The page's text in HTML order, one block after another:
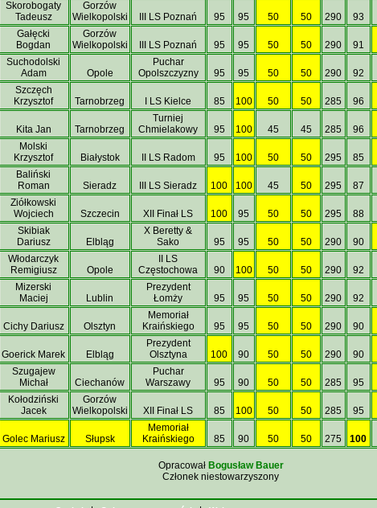
Skorobogaty
Tadeusz
Gorzów
Wielkopolski
III LS Poznań 95 95 50 50 290 93
Gałęcki
Bogdan
Gorzów
Wielkopolski
III LS Poznań 95 95 50 50 290 91
Suchodolski
Adam
Opole
Puchar
Opolszczyzny
95 95 50 50 290 92
Szczęch
Krzysztof
Tarnobrzeg I LS Kielce 85 100 50 50 285 96
Kita Jan Tarnobrzeg
Turniej
Chmielakowy
95 100 45 45 285 96
Molski
Krzysztof
Białystok II LS Radom 95 100 50 50 295 85
Baliński
Roman
Sieradz III LS Sieradz 100 100 45 50 295 87
Ziółkowski
Wojciech
Szczecin XII Finał LS 100 95 50 50 295 88
Skibiak
Dariusz
Elbląg
X Beretty &
Sako
95 95 50 50 290 90
Włodarczyk
Remigiusz
Opole
II LS
Częstochowa
90 100 50 50 290 92
Mizerski
Maciej
Lublin
Prezydent
Łomży
95 95 50 50 290 92
Cichy Dariusz Olsztyn
Memoriał
Kraińskiego
95 95 50 50 290 90
Goerick Marek Elbląg
Prezydent
Olsztyna
100 90 50 50 290 90
Szugajew
Michał
Ciechanów
Puchar
Warszawy
95 90 50 50 285 95
Kołodziński
Jacek
Gorzów
Wielkopolski
XII Finał LS 85 100 50 50 285 95
Golec Mariusz Słupsk
Memoriał
Kraińskiego
85 90 50 50 275 100
Opracował Bogusław Bauer
Członek niestowarzyszony